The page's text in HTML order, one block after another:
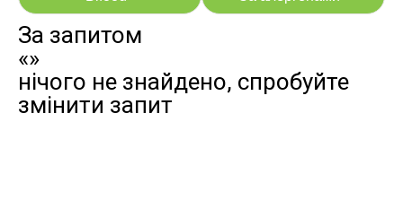
яєць
дріжджів
За запитом
«»
нічого не знайдено, спробуйте
змінити запит